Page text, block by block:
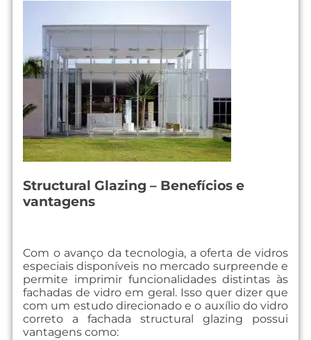
Structural Glazing – Benefícios e
vantagens
Com o avanço da tecnologia, a oferta de vidros
especiais disponíveis no mercado surpreende e
permite imprimir funcionalidades distintas às
fachadas de vidro em geral. Isso quer dizer que
com um estudo direcionado e o auxílio do vidro
correto a fachada structural glazing possui
vantagens como: